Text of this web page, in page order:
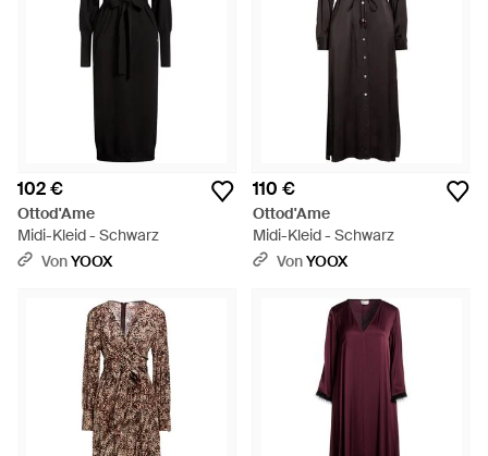
102 €
Ottod'Ame
Midi-Kleid - Schwarz
VonYOOX
110 €
Ottod'Ame
Midi-Kleid - Schwarz
VonYOOX